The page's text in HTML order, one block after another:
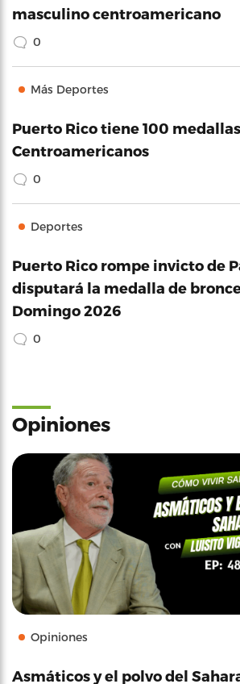
masculino centroamericano
0
Más Deportes
Puerto Rico tiene 100
Centroamericanos
0
Deportes
Puerto Rico rompe invicto de
disputará la medalla de
Domingo 2026
0
Opiniones
Opiniones
Asmáticos y el polvo del